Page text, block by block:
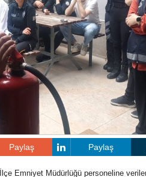
Paylaş Paylaş
Emniyet Müdürlüğü personeline